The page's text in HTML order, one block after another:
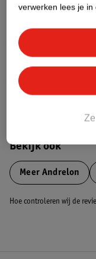
Nature Impact
Bekijk ook
Meer Andrelon
Hoe controleren wij de
verwerken lees je in